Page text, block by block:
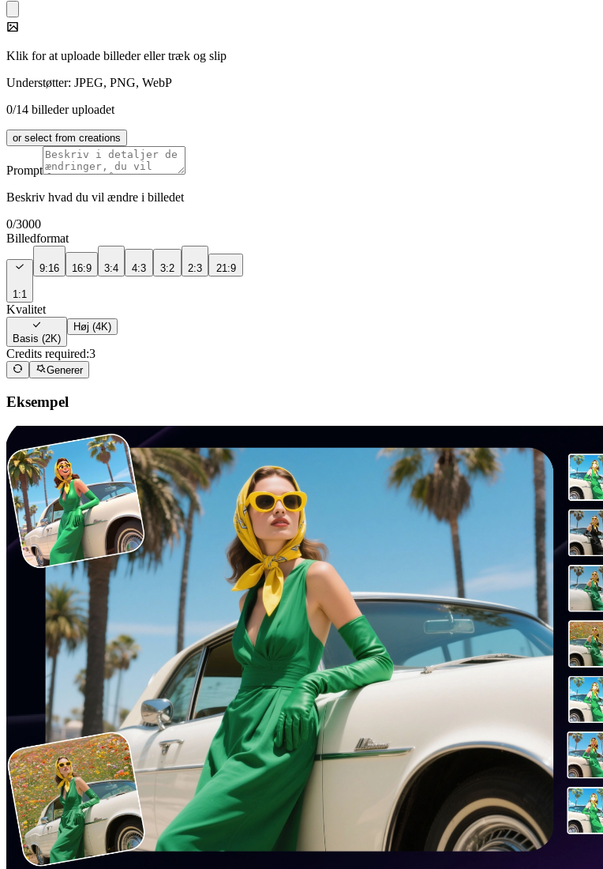
Klik for at uploade billeder eller træk og slip
Understøtter: JPEG, PNG, WebP
0/14 billeder uploadet
or select from creations
Prompt
Beskriv hvad du vil ændre i billedet
0/3000
Billedformat
1:1
9:16 16:9 3:4 4:3 3:2 2:3 21:9
Kvalitet
Basis (2K)
Høj (4K)
Credits required:3
Generer
Eksempel